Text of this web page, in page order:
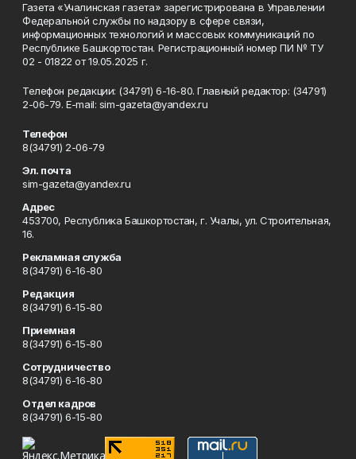
Газета «Учалинская газета» зарегистрирована в Управлении
Федеральной службы по надзору в сфере связи,
информационных технологий и массовых коммуникаций по
Республике Башкортостан. Регистрационный номер ПИ № ТУ
02 - 01822 от 19.05.2025 г.
Телефон редакции: (34791) 6-16-80. Главный редактор: (34791)
2-06-79. Е-mаil: sim-gazeta@yandex.ru
Телефон
8(34791) 2-06-79
Эл. почта
sim-gazeta@yandex.ru
Адрес
453700, Республика Башкортостан, г. Учалы, ул. Строительная,
16.
Рекламная служба
8(34791) 6-16-80
Редакция
8(34791) 6-15-80
Приемная
8(34791) 6-15-80
Сотрудничество
8(34791) 6-16-80
Отдел кадров
8(34791) 6-15-80